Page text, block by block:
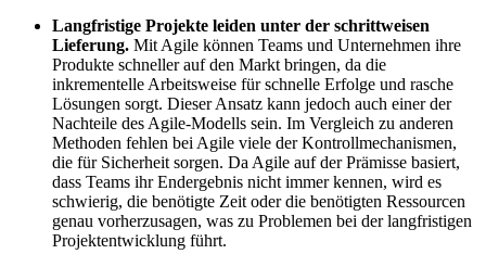
Langfristige Projekte leiden unter der schrittweisen
Lieferung. Mit Agile können Teams und Unternehmen ihre
Produkte schneller auf den Markt bringen, da die
inkrementelle Arbeitsweise für schnelle Erfolge und rasche
Lösungen sorgt. Dieser Ansatz kann jedoch auch einer der
Nachteile des Agile-Modells sein. Im Vergleich zu anderen
Methoden fehlen bei Agile viele der Kontrollmechanismen,
die für Sicherheit sorgen. Da Agile auf der Prämisse basiert,
dass Teams ihr Endergebnis nicht immer kennen, wird es
schwierig, die benötigte Zeit oder die benötigten Ressourcen
genau vorherzusagen, was zu Problemen bei der langfristigen
Projektentwicklung führt.